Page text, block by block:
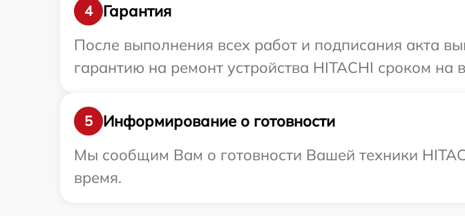
4
Гарантия
После выполнения всех работ и подписания акта
гарантию на ремонт устройства HITACHI сроком на
5
Информирование о готовности
Мы сообщим Вам о готовности Вашей техники
время.